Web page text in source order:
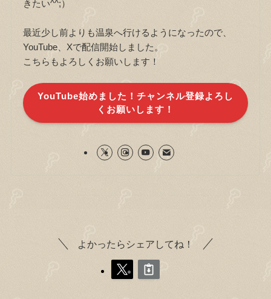
きたい^^;）
最近少し前よりも温泉へ行けるようになったので、
YouTube、Xで配信開始しました。
こちらもよろしくお願いします！
YouTube始めました！チャンネル登録よろし
くお願いします！
よかったらシェアしてね！